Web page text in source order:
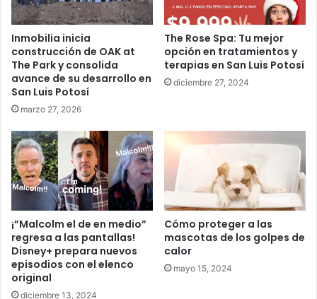
Inmobilia inicia
construcción de OAK at
The Park y consolida
avance de su desarrollo en
San Luis Potosí
marzo 27, 2026
The Rose Spa: Tu mejor
opción en tratamientos y
terapias en San Luis Potosí
diciembre 27, 2024
¡”Malcolm el de en medio”
regresa a las pantallas!
Disney+ prepara nuevos
episodios con el elenco
original
diciembre 13, 2024
Cómo proteger a las
mascotas de los golpes de
calor
mayo 15, 2024